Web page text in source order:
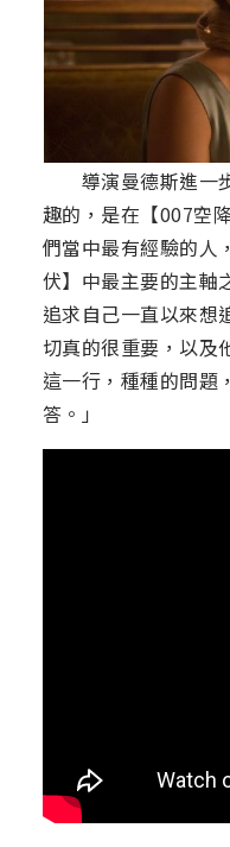
導演曼德斯進一
趣的，是在【007空
們當中最有經驗的人
伏】中最主要的主軸
追求自己一直以來想
切真的很重要，以及
這一行，種種的問題
答。」